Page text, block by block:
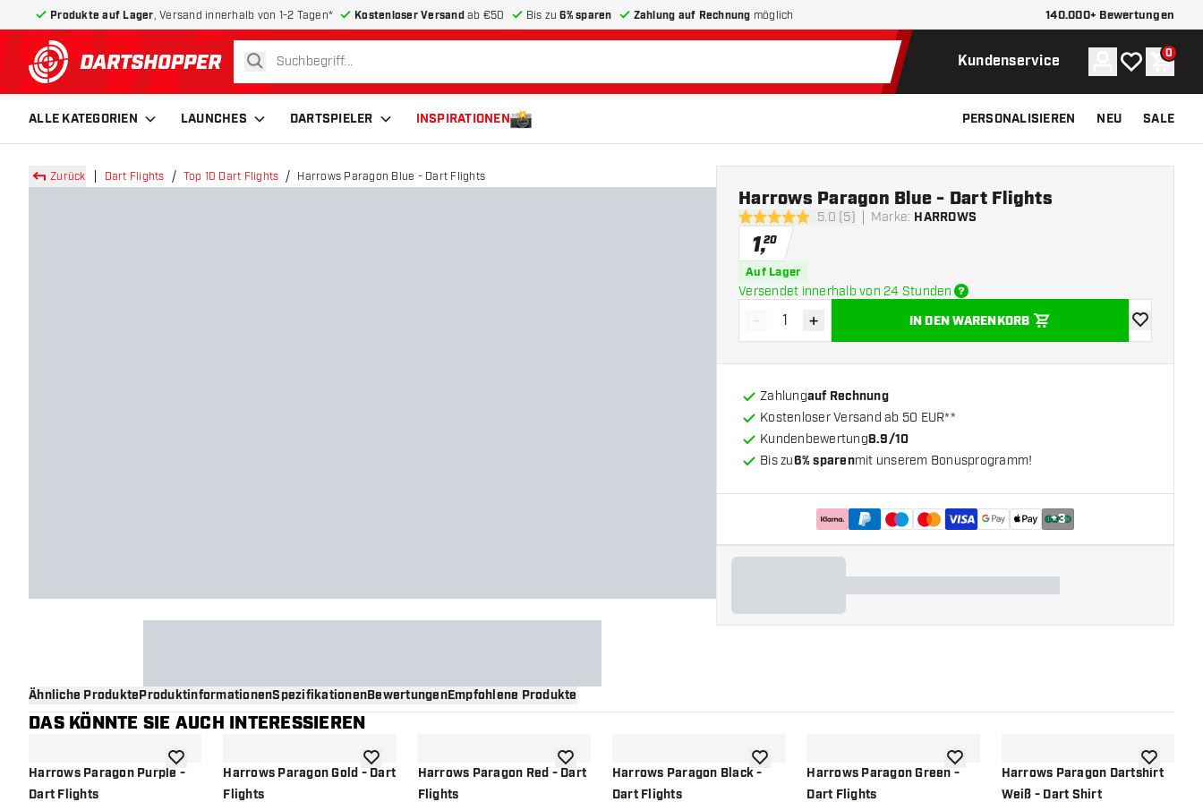
Produkte auf Lager , Versand innerhalb von 1-2 Tagen* Kostenloser Versandab €50 Bis zu6% sparen Zahlung auf Rechnung möglich 140.000+ Bewertungen
zurück zur Startseite
suchen Kundenservice Konto
Meine 0
ALLE KATEGORIEN LAUNCHES DARTSPIELER INSPIRATIONEN PERSONALISIEREN NEU SALE
Zurück Dart Flights Top 10 Dart Flights Harrows Paragon Blue - Dart Flights
5 Bewertungssterne
5.0 (5) Marke: HARROWS
Harrows Paragon Blue - Dart Flights
1,20
Auf Lager
Versendet innerhalb von 24 Stunden
Menge verringern
- Menge erhöhen
+ IN DEN WARENKORB
Zur
Zahlungauf Rechnung
Kostenloser Versand ab 50 EUR**
Kundenbewertung8.9/10
Bis zu6% sparenmit unserem Bonusprogramm!
+3
Ähnliche ProdukteProduktinformationenSpezifikationenBewertungenEmpfohlene Produkte
DAS KÖNNTE SIE AUCH INTERESSIEREN
Harrows Paragon Purple -
Dart Flights
Zur Wunschliste hinzufügen
Harrows Paragon Gold - Dart
Flights
Zur Wunschliste hinzufügen
Harrows Paragon Red - Dart
Flights
Zur Wunschliste hinzufügen
Harrows Paragon Black -
Dart Flights
Zur Wunschliste hinzufügen
Harrows Paragon Green -
Dart Flights
Zur Wunschliste hinzufügen
Harrows Paragon Dartshirt
Weiß - Dart Shirt
Zur